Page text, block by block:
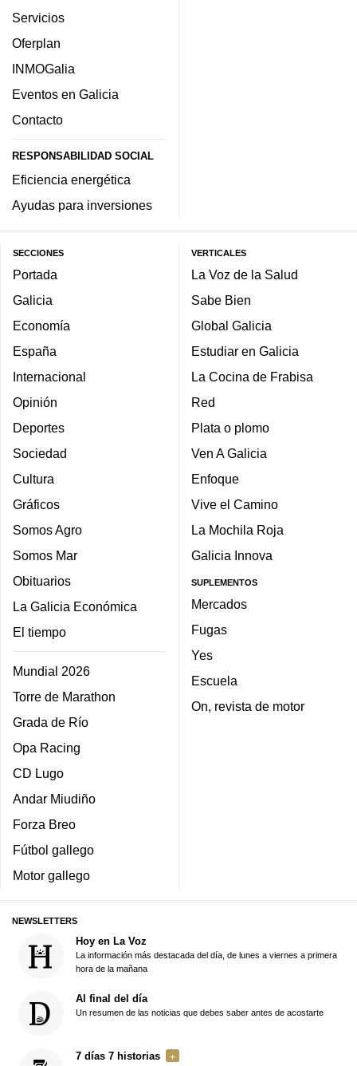
Servicios
Oferplan
INMOGalia
Eventos en Galicia
Contacto
RESPONSABILIDAD SOCIAL
Eficiencia energética
Ayudas para inversiones
SECCIONES
Portada
Galicia
Economía
España
Internacional
Opinión
Deportes
Sociedad
Cultura
Gráficos
Somos Agro
Somos Mar
Obituarios
La Galicia Económica
El tiempo
Mundial 2026
Torre de Marathon
Grada de Río
Opa Racing
CD Lugo
Andar Miudiño
Forza Breo
Fútbol gallego
Motor gallego
VERTICALES
La Voz de la Salud
Sabe Bien
Global Galicia
Estudiar en Galicia
La Cocina de Frabisa
Red
Plata o plomo
Ven A Galicia
Enfoque
Vive el Camino
La Mochila Roja
Galicia Innova
SUPLEMENTOS
Mercados
Fugas
Yes
Escuela
On, revista de motor
NEWSLETTERS
Hoy en La Voz
La información más destacada del día, de lunes a viernes a primera
hora de la mañana
Al final del día
Un resumen de las noticias que debes saber antes de acostarte
7 días 7 historias